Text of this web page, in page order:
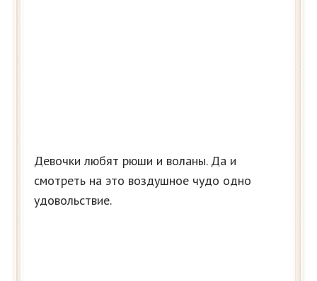
Девочки любят рюши и воланы. Да и
смотреть на это воздушное чудо одно
удовольствие.